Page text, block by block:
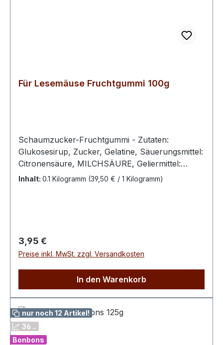
Für Lesemäuse Fruchtgummi 100g
Schaumzucker-Fruchtgummi - Zutaten:
Glukosesirup, Zucker, Gelatine, Säuerungsmittel:
Citronensäure, MILCHSÄURE, Geliermittel:
Pektin, Aromen, färbende Lebensmittel
durchschnittlich:Energie 1434 kJ / 338 kcal Fett
0,1 g davon gesättigte Fettsäuren 0,1
gKohlenhydrate 77 g davon Zucker 48 gEiweiß
5,5 gSalz 0,2 g
Inhalt: 0.1 Kilogramm (39,50 € / 1 Kilogramm)
Regulärer Preis:
3,95 €
Preise inkl. MwSt. zzgl. Versandkosten
In den Warenkorb
nur noch 12 Artikel!
36 ..
Bonbons